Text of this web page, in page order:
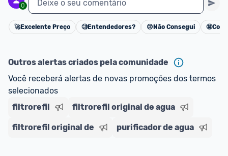
0 Deixe o seu comentário
Cancelar
🚀Excelente Preço 🧐Entendedores? 😢 Não Consegui 🤩
Outros alertas criados pela comunidade
Você receberá alertas de novas promoções dos termos
selecionados
filtrorefil
filtrorefil original de agua
filtrorefil original de purificador de agua